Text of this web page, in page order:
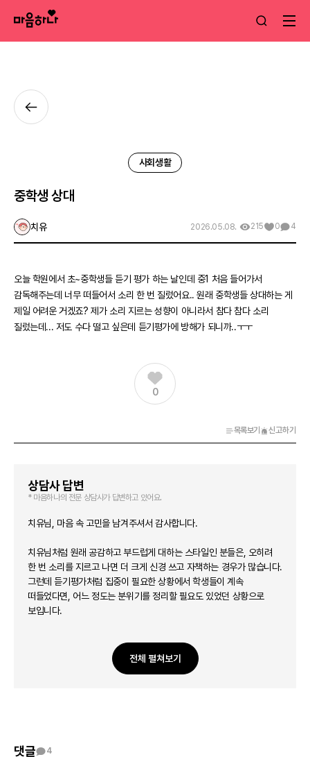
사회생활
중학생 상대
치유 2026.05.08. 215 0 4
오늘 학원에서 초~중학생들 듣기 평가 하는 날인데 중1 처음 들어가서
감독해주는데 너무 떠들어서 소리 한 번 질렀어요.. 원래 중학생들 상대하는 게
제일 어려운 거겠죠? 제가 소리 지르는 성향이 아니라서 참다 참다 소리
질렀는데... 저도 수다 떨고 싶은데 듣기평가에 방해가 되니까..ㅜㅜ
0
목록보기 신고하기
상담사 답변
* 마음하나의 전문 상담사가 답변하고 있어요.
치유님, 마음 속 고민을 남겨주셔서 감사합니다.
치유님처럼 원래 공감하고 부드럽게 대하는 스타일인 분들은, 오히려
한 번 소리를 지르고 나면 더 크게 신경 쓰고 자책하는 경우가 많습니다.
그런데 듣기평가처럼 집중이 필요한 상황에서 학생들이 계속
떠들었다면, 어느 정도는 분위기를 정리할 필요도 있었던 상황으로
보입니다.
아직은 분위기에 쉽게 휩쓸리는 나이라 감독하는 입장에서는 가장
어렵게 느껴질 수 있어요.
전체 펼쳐보기
댓글 4